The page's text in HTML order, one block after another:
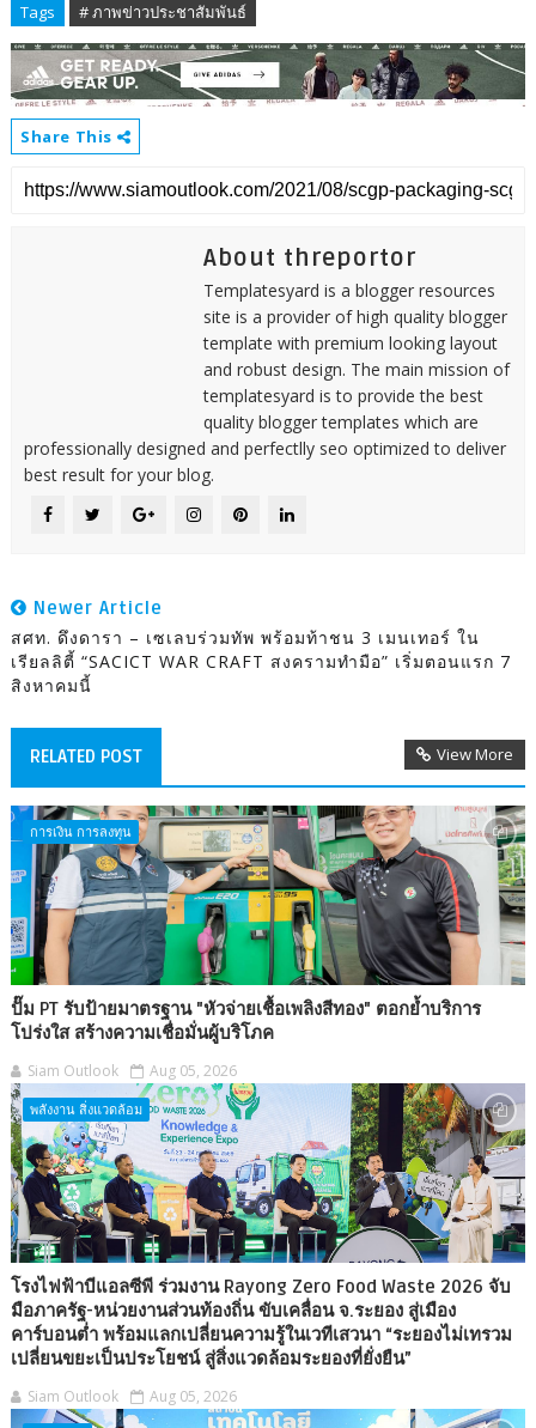
Tags # ภาพข่าวประชาสัมพันธ์
Share This
About threportor
Templatesyard is a blogger resources
site is a provider of high quality blogger
template with premium looking layout
and robust design. The main mission of
templatesyard is to provide the best
quality blogger templates which are
professionally designed and perfectlly seo optimized to deliver
best result for your blog.
Newer Article
สศท. ดึงดารา – เซเลบร่วมทัพ พร้อมท้าชน 3 เมนเทอร์ ใน
เรียลลิตี้ “SACICT WAR CRAFT สงครามทำมือ” เริ่มตอนแรก 7
สิงหาคมนี้
RELATED POST View More
การเงิน การลงทุน
ปั๊ม PT รับป้ายมาตรฐาน "หัวจ่ายเชื้อเพลิงสีทอง" ตอกย้ำบริการ
โปร่งใส สร้างความเชื่อมั่นผู้บริโภค
Siam Outlook Aug 05, 2026
พลังงาน สิ่งแวดล้อม
โรงไฟฟ้าบีแอลซีพี ร่วมงาน Rayong Zero Food Waste 2026 จับ
มือภาครัฐ-หน่วยงานส่วนท้องถิ่น ขับเคลื่อน จ.ระยอง สู่เมือง
คาร์บอนต่ำ พร้อมแลกเปลี่ยนความรู้ในเวทีเสวนา “ระยองไม่เทรวม
เปลี่ยนขยะเป็นประโยชน์ สู่สิ่งแวดล้อมระยองที่ยั่งยืน”
Siam Outlook Aug 05, 2026